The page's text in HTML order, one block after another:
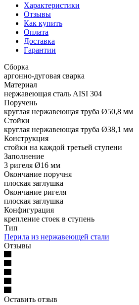
Характеристики
Отзывы
Как купить
Оплата
Доставка
Гарантии
Сборка
аргонно-дуговая сварка
Материал
нержавеющая сталь AISI 304
Поручень
круглая нержавеющая труба Ø50,8 мм
Стойки
круглая нержавеющая труба Ø38,1 мм
Конструкция
стойки на каждой третьей ступени
Заполнение
3 ригеля Ø16 мм
Окончание поручня
плоская заглушка
Окончание ригеля
плоская заглушка
Конфигурация
крепление стоек в ступень
Тип
Перила из нержавеющей стали
Отзывы
Оставить отзыв